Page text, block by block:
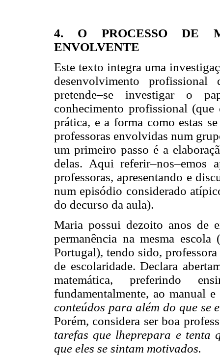
4. O PROCESSO DE
ENVOLVENTE
Este texto integra uma
desenvolvimento
pretende–se investigar o
conhecimento profissional (que
prática, e a forma como estas
professoras envolvidas num
um primeiro passo é a
delas. Aqui referir–nos–emos
professoras, apresentando e
num episódio considerado
do decurso da aula).
Maria possui dezoito anos de
permanência na mesma
Portugal), tendo sido,
de escolaridade. Declara
matemática, preferindo
fundamentalmente, ao manual
conteúdos para além do que se
Porém, considera ser boa
tarefas que lheprepara e tenta
que eles se sintam motivados.